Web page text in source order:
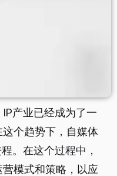
产业已经成为了一
个趋势下，自媒体
。在这个过程中，
模式和策略，以应